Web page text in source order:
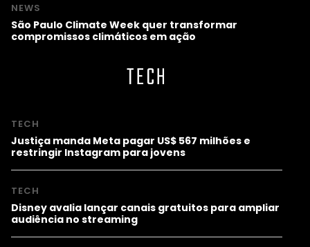
NEWS
São Paulo Climate Week quer transformar
compromissos climáticos em ação
TECH
TECH
Justiça manda Meta pagar US$ 567 milhões e
restringir Instagram para jovens
TECH
Disney avalia lançar canais gratuitos para ampliar
audiência no streaming